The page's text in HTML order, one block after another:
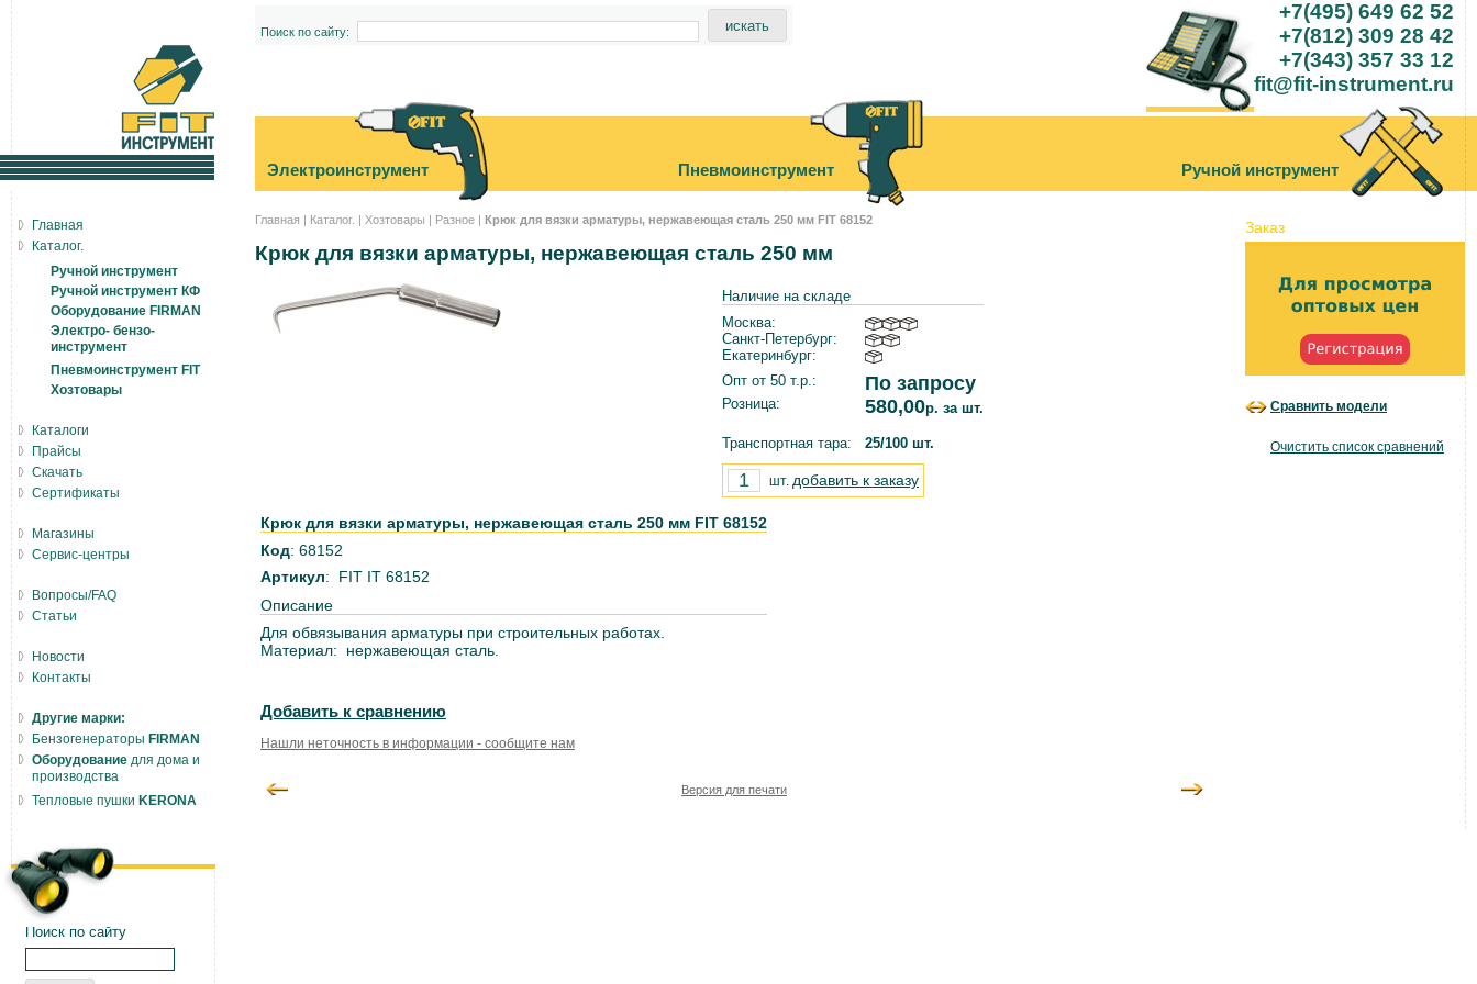
Поиск по сайту:
+7(495) 649 62 52
+7(812) 309 28 42
+7(343) 357 33 12
fit@fit-instrument.ru
Электроинструмент Пневмоинструмент Ручной инструмент
Главная | Каталог. | Хозтовары | Разное | Крюк для вязки арматуры, нержавеющая сталь 250 мм FIT 68152 Заказ
Крюк для вязки арматуры, нержавеющая сталь 250 мм
Наличие на складе
Москва:
Санкт-Петербург:
Екатеринбург:
Опт от 50 т.р.:
По запросу
Розница: 580,00р. за шт.
Транспортная тара: 25/100 шт.
шт. добавить к заказу
Крюк для вязки арматуры, нержавеющая сталь 250 мм FIT 68152
Код: 68152
Артикул: FIT IT 68152
Описание
Для обвязывания арматуры при строительных работах.
Материал: нержавеющая сталь.
Добавить к сравнению
Нашли неточность в информации - сообщите нам
Версия для печати
Сравнить модели
Очистить список сравнений
Главная
Каталог.
Ручной инструмент
Ручной инструмент КФ
Оборудование FIRMAN
Электро- бензо-
инструмент
Пневмоинструмент FIT
Хозтовары
Каталоги
Прайсы
Скачать
Сертификаты
Магазины
Сервис-центры
Вопросы/FAQ
Статьи
Новости
Контакты
Другие марки:
Бензогенераторы FIRMAN
Оборудование для дома и
производства
Тепловые пушки KERONA
Поиск по сайту